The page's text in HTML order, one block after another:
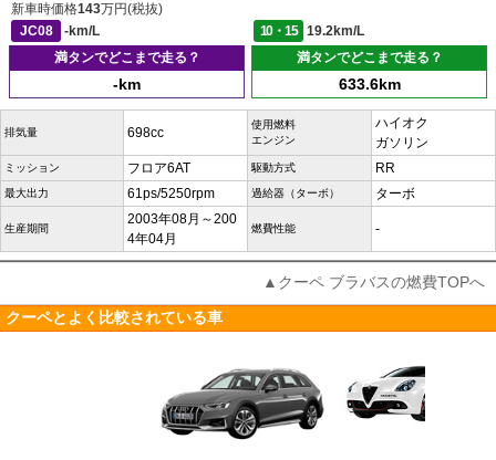
新車時価格143万円(税抜)
JC08
-km/L 10・15
19.2km/L
満タンでどこまで走る？
-km
満タンでどこまで走る？
633.6km
排気量 698cc
使用燃料
エンジン
ハイオク
ガソリン
ミッション フロア6AT 駆動方式 RR
最大出力 61ps/5250rpm 過給器（ターボ） ターボ
生産期間
2003年08月～200
4年04月
燃費性能 -
▲クーペ ブラバスの燃費TOPへ
クーペとよく比較されている車